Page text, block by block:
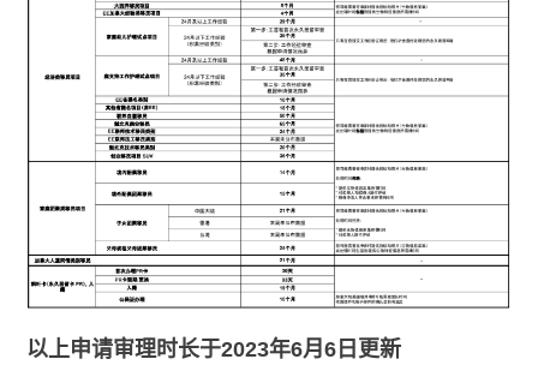
以上申请审理时长于2023年6月6日更新